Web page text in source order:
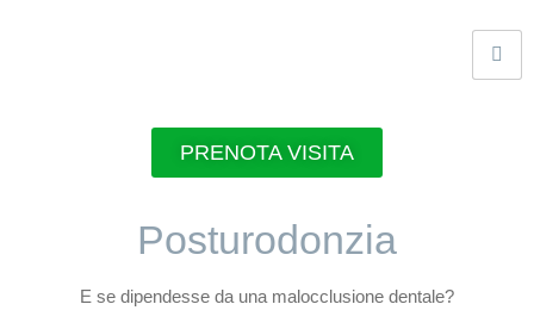
PRENOTA VISITA
Posturodonzia
E se dipendesse da una malocclusione dentale?